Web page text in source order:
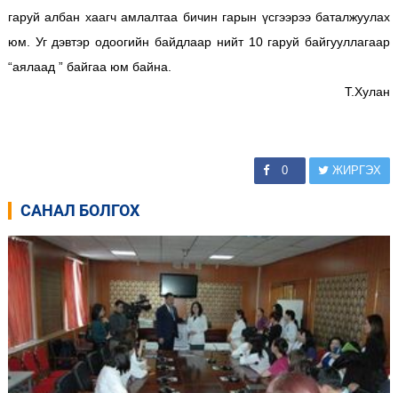
гаруй албан хаагч амлалтаа бичин гарын үсгээрээ баталжуулах
юм. Уг дэвтэр одоогийн байдлаар нийт 10 гаруй байгууллагаар
“аялаад ” байгаа юм байна.
Т.Хулан
0 ЖИРГЭХ
САНАЛ БОЛГОХ